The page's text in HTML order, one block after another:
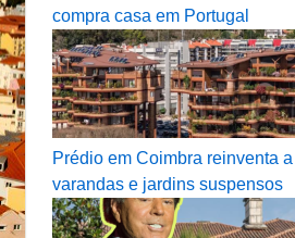
compra casa em Portugal
Prédio em Coimbra reinventa
varandas e jardins suspensos